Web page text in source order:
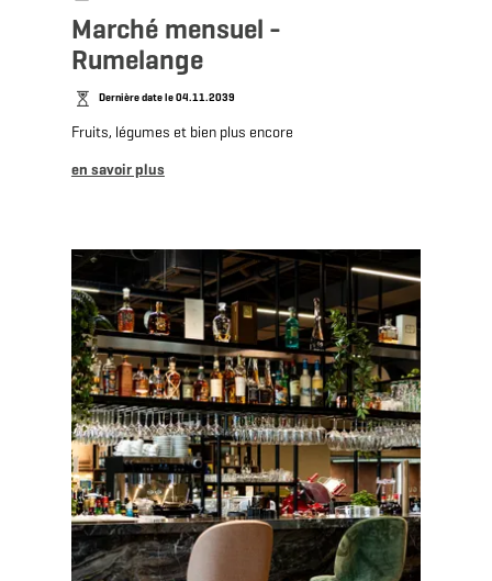
Marché mensuel -
Rumelange
Dernière date le 04.11.2039
Fruits, légumes et bien plus encore
en savoir plus